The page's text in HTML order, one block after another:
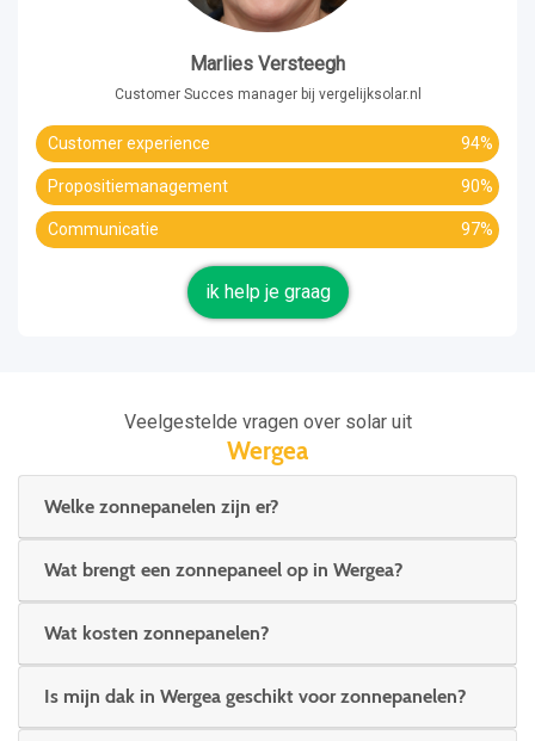
Marlies Versteegh
Customer Succes manager bij vergelijksolar.nl
Customer experience 94%
Propositiemanagement 90%
Communicatie 97%
ik help je graag
Veelgestelde vragen over solar uit
Wergea
Welke zonnepanelen zijn er?
Wat brengt een zonnepaneel op in Wergea?
Wat kosten zonnepanelen?
Is mijn dak in Wergea geschikt voor zonnepanelen?